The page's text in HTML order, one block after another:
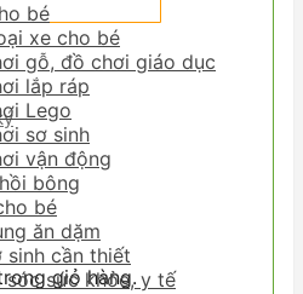
giỏ hàng.
bé
xe cho bé
gỗ, đồ chơi giáo dục
lắp ráp
Lego
sơ sinh
vận động
bông
bé
ăn dặm
sinh cần thiết
sóc sức khỏe, y tế